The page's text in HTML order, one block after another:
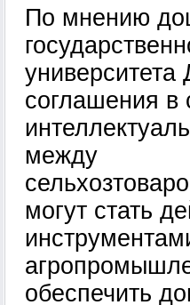
По мнению
университета
соглашения в
между
могут стать
обеспечить